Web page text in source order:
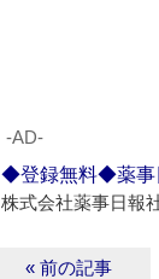
‐AD‐
◆登録無料◆薬事
株式会社薬事日報
« 前の記事